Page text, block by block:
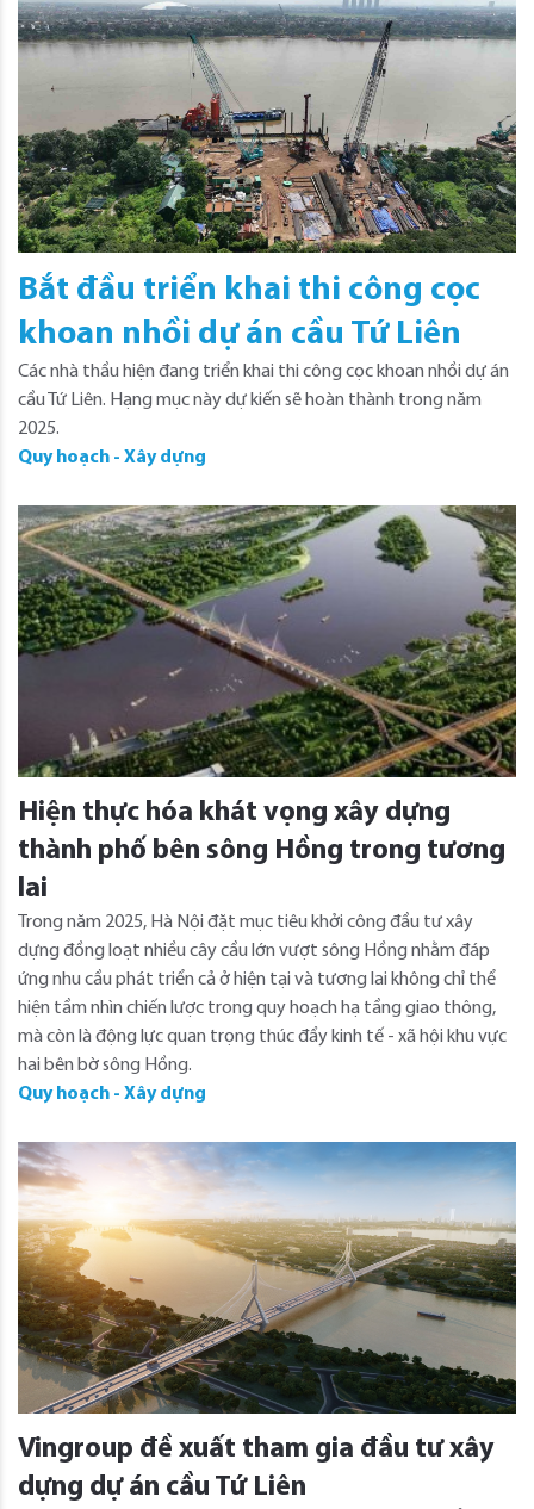
Bắt đầu triển khai thi công cọc
khoan nhồi dự án cầu Tứ Liên
Các nhà thầu hiện đang triển khai thi công cọc khoan nhồi dự án
cầu Tứ Liên. Hạng mục này dự kiến sẽ hoàn thành trong năm
2025.
Quy hoạch - Xây dựng
Hiện thực hóa khát vọng xây dựng
thành phố bên sông Hồng trong tương
lai
Trong năm 2025, Hà Nội đặt mục tiêu khởi công đầu tư xây
dựng đồng loạt nhiều cây cầu lớn vượt sông Hồng nhằm đáp
ứng nhu cầu phát triển cả ở hiện tại và tương lai không chỉ thể
hiện tầm nhìn chiến lược trong quy hoạch hạ tầng giao thông,
mà còn là động lực quan trọng thúc đẩy kinh tế - xã hội khu vực
hai bên bờ sông Hồng.
Quy hoạch - Xây dựng
Vingroup đề xuất tham gia đầu tư xây
dựng dự án cầu Tứ Liên